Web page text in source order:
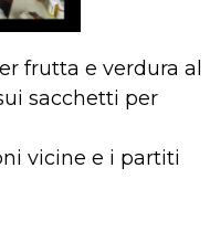
frutta e verdura al
sacchetti per
vicine e i partiti